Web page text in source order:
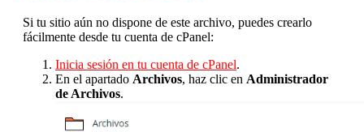
Si tu sitio aún no dispone de este archivo, puedes crearlo
fácilmente desde tu cuenta de cPanel:
Inicia sesión en tu cuenta de cPanel.
En el apartado Archivos, haz clic en Administrador
de Archivos.